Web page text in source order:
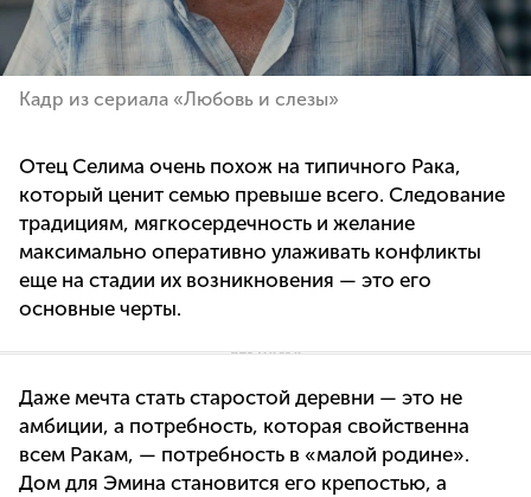
Кадр из сериала «Любовь и слезы»
Отец Селима очень похож на типичного Рака,
который ценит семью превыше всего. Следование
традициям, мягкосердечность и желание
максимально оперативно улаживать конфликты
еще на стадии их возникновения — это его
основные черты.
Даже мечта стать старостой деревни — это не
амбиции, а потребность, которая свойственна
всем Ракам, — потребность в «малой родине».
Дом для Эмина становится его крепостью, а